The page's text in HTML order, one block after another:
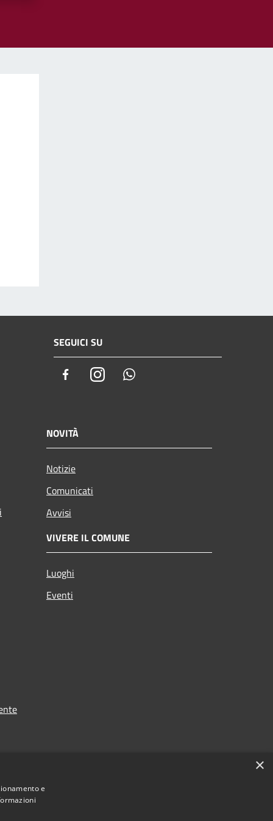
SEGUICI SU
FacebookInstagram
NOVITÀ
Notizie
Comunicati
Avvisi
VIVERE IL COMUNE
Luoghi
Eventi
×
e